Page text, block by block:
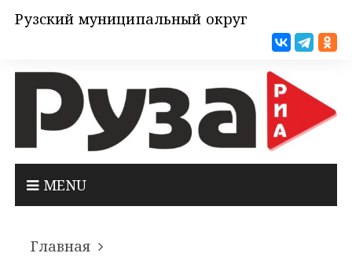
Рузский муниципальный округ
MENU
Главная